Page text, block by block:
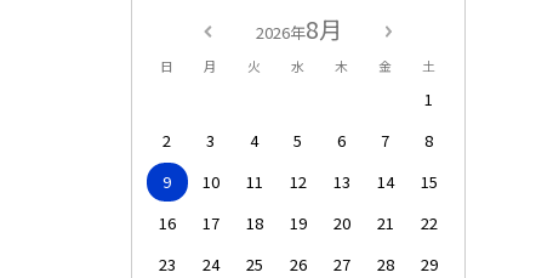
2026年8月
日 月 火 水 木 金 土
1
2
3 4 5 6 7
8
9
10 11 12 13 14
15
16
17 18 19 20 21
22
23
24 25 26 27 28
29